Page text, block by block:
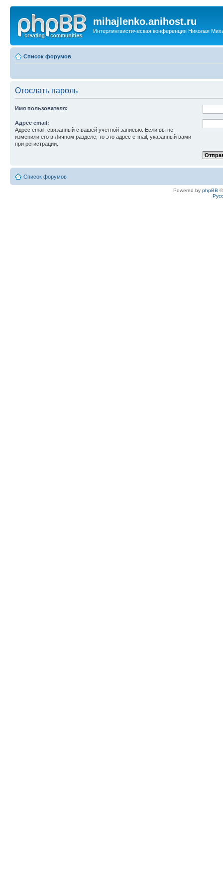
mihajlenko.anihost.ru
Интерлингвистическая конференция Николая
Список форумов
Отослать пароль
Имя пользователя:
Адрес email:
Адрес email, связанный с вашей учётной записью. Если вы не
изменили его в Личном разделе, то это адрес e-mail, указанный вами
при регистрации.
Список форумов
Powered by phpBB